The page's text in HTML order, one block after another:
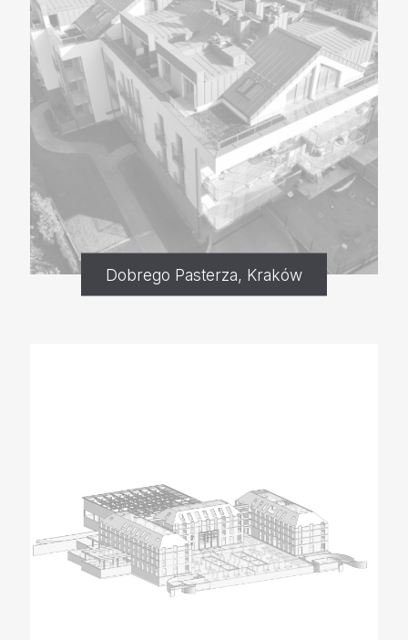
Dobrego Pasterza, Kraków